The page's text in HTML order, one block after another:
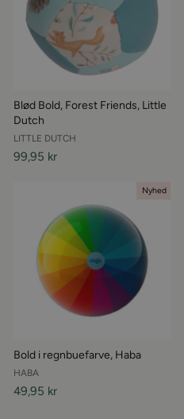
Blød Bold, Forest Friends, Little
Dutch
LITTLE DUTCH
99,95 kr
Nyhed
Bold i regnbuefarve, Haba
HABA
49,95 kr